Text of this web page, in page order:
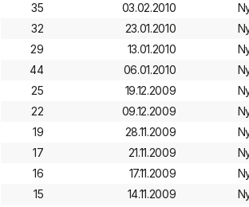
35
03.02.2010
32
23.01.2010
29
13.01.2010
44
06.01.2010
25
19.12.2009
22
09.12.2009
19
28.11.2009
17
21.11.2009
16
17.11.2009
15
14.11.2009